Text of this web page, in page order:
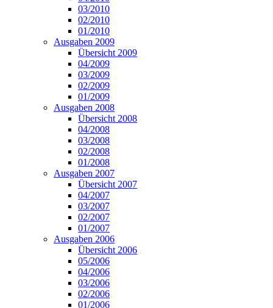
03/2010
02/2010
01/2010
Ausgaben 2009
Übersicht 2009
04/2009
03/2009
02/2009
01/2009
Ausgaben 2008
Übersicht 2008
04/2008
03/2008
02/2008
01/2008
Ausgaben 2007
Übersicht 2007
04/2007
03/2007
02/2007
01/2007
Ausgaben 2006
Übersicht 2006
05/2006
04/2006
03/2006
02/2006
01/2006